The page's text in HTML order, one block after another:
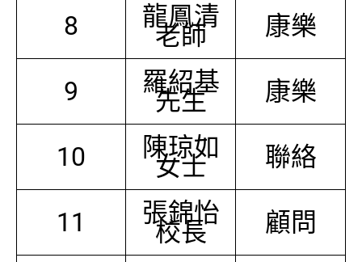
8 龍鳳清
老師 康樂
9 羅紹基
先生 康樂
10 陳琼如
女士 聯絡
11 張錦怡
校長 顧問